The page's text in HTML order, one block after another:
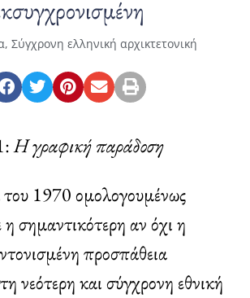
, Σύγχρονη ελληνική αρχικτετονική
Η γραφική παράδοση
του 1970 ομολογουμένως
σημαντικότερη αν όχι η
προσπάθεια
νεότερη και σύγχρονη εθνική